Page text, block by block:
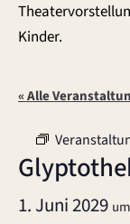
Kinder.
« Alle
1. Juni 2029 um